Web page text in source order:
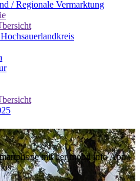
/ Regionale Vermarktung
mit der mobil info App -